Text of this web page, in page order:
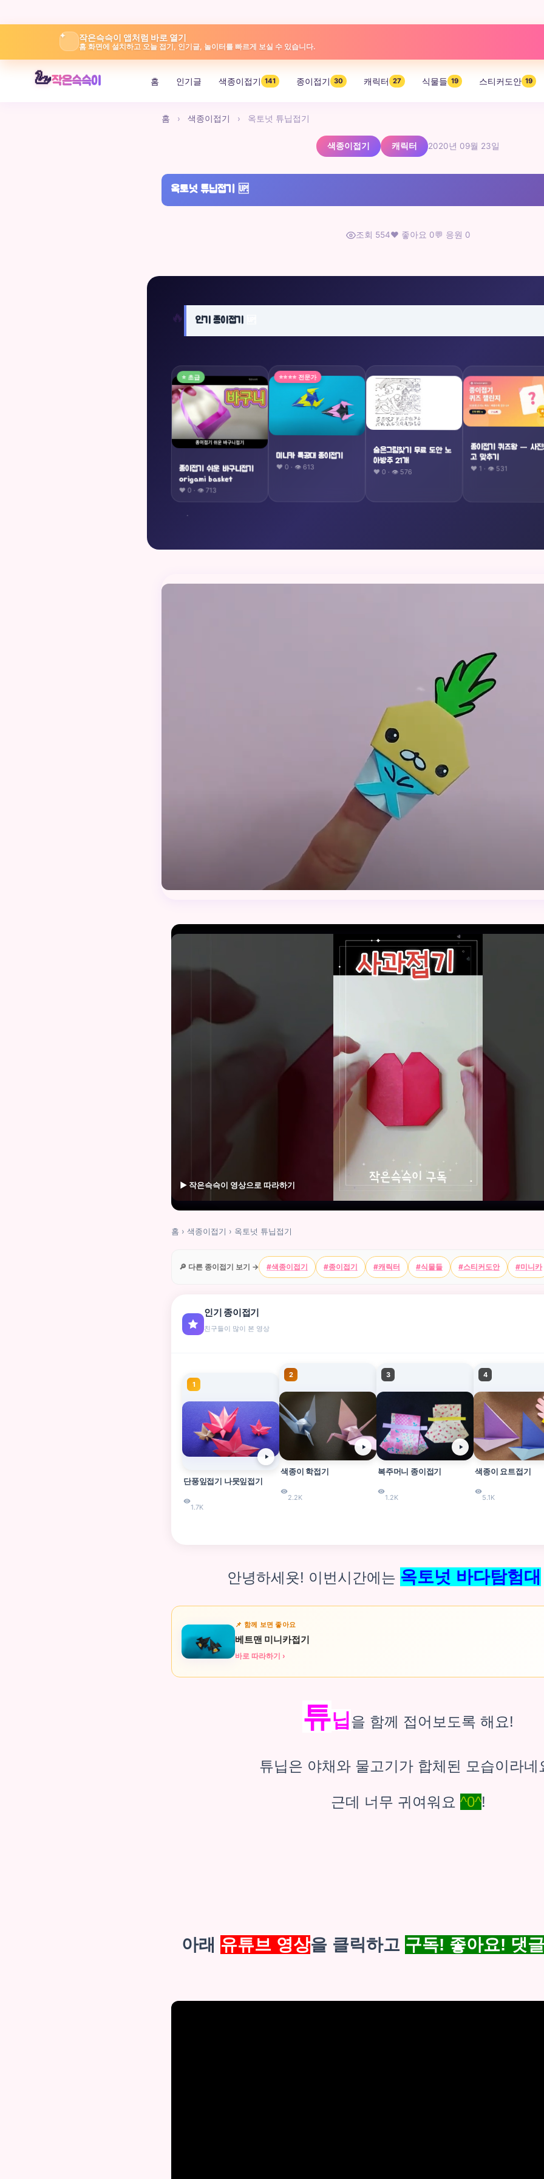
✦ 작은슥슥이 앱처럼 바로 열기
홈 화면에 설치하고 오늘 접기, 인기글, 놀이터를 빠르게 보실 수 있습니다.
🦢작은슥슥이 홈 인기글 색종이접기 141 종이접기 30 캐릭터 27 식물들 19 스티커도안 19
홈 › 색종이접기 › 옥토넛 튜닙접기
색종이접기 캐릭터 2020년 09월 23일
옥토넛 튜닙접기 🆙
조회 554❤️ 좋아요 0💬 응원 0
🔥 인기 종이접기
⭐ 초급
종이접기 쉬운 바구니접기
origami basket
❤️ 0 · 👁 713
⭐⭐⭐⭐ 전문가
미니카 특공대 종이접기
❤️ 0 · 👁 613
숨은그림찾기 무료 도안 노 종이접기 퀴즈왕 — 사진
▶ 작은슥슥이 영상으로 따라하기
홈 › 색종이접기 › 옥토넛 튜닙접기
🔎 다른 종이접기 보기 → #색종이접기 #종이접기 #캐릭터 #식물들 #스티커도안 #미니카
인기 종이접기
친구들이 많이 본 영상
1
단풍잎접기 나뭇잎접기
1.7K
2
색종이 학접기
2.2K
3
복주머니 종이접기
1.2K
4
색종이 요트접기
5.1K
안녕하세욧! 이번시간에는 옥토넛 바다탐험대
📌 함께 보면 좋아요
베트맨 미니카접기
바로 따라하기 ›
튜닙을 함께 접어보도록 해요!
튜닙은 야채와 물고기가 합체된 모습이라
근데 너무 귀여워요 ^0^!
아래 유튜브 영상을 클릭하고 구독! 좋아요! 댓글